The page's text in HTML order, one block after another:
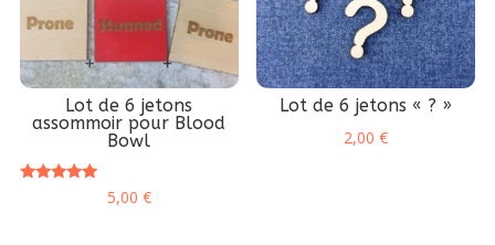
Lot de 6 jetons
assommoir pour Blood
Bowl
5,00 €
Lot de 6 jetons « ? »
2,00€